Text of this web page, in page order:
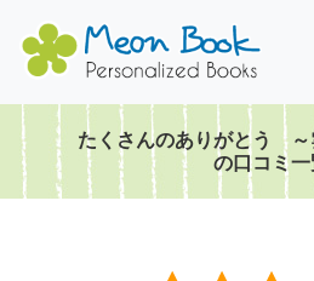
たくさんのありがとう ～
の口コミ一